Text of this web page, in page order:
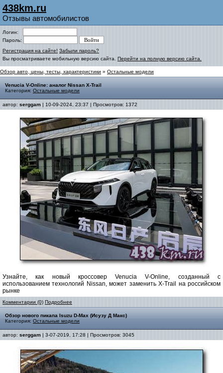
438km.ru
Отзывы автомобилистов
Логин:
Пароль:
Регистрация на сайте! Забыли пароль?
Вы просматриваете мобильную версию сайта. Перейти на полную версию сайта.
Обзор авто, цены, тесты, характеристики » Остальные модели
Venucia V-Online: аналог Nissan X-Trail
Категория: Остальные модели
автор: serggam | 10-09-2024, 23:37 | Просмотров: 1372
Узнайте, как новый кроссовер Venucia V-Online, созданный с
использованием технологий Nissan, может заменить X-Trail на российском
рынке
Комментарии (0) Подробнее
Обзор нового пикапа Isuzu D-Max (Исузу Д Макс)
Категория: Остальные модели
автор: serggam | 3-07-2019, 17:28 | Просмотров: 3045